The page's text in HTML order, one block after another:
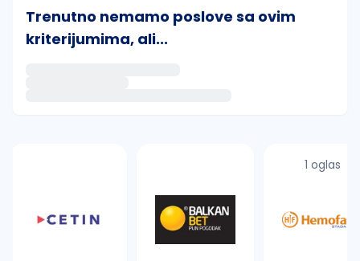
Trenutno nemamo poslove sa ovim
kriterijumima, ali...
Takođe možete da:
proverite pravopisne greške (koristite č, ć, š, đ,
1 oglas